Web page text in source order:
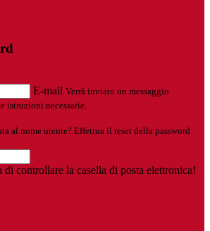
E-mail Verrà inviato un messaggio
istruzioni necessarie.
al nome utente? Effettua il reset della password
controllare la casella di posta elettronica!